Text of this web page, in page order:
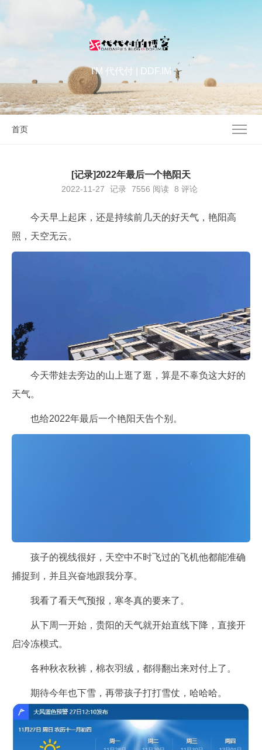
I'M 代代付 | DDF.IM
首页
[记录]2022年最后一个艳阳天
2022-11-27 记录 7556 阅读 8 评论
今天早上起床，还是持续前几天的好天气，艳阳高
照，天空无云。
今天带娃去旁边的山上逛了逛，算是不辜负这大好的
天气。
也给2022年最后一个艳阳天告个别。
孩子的视线很好，天空中不时飞过的飞机他都能准确
捕捉到，并且兴奋地跟我分享。
我看了看天气预报，寒冬真的要来了。
从下周一开始，贵阳的天气就开始直线下降，直接开
启冷冻模式。
各种秋衣秋裤，棉衣羽绒，都得翻出来对付上了。
期待今年也下雪，再带孩子打打雪仗，哈哈哈。